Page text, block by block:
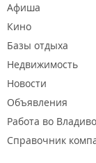
Афиша
Кино
Базы отдыха
Недвижимость
Новости
Объявления
Работа во
Справочник